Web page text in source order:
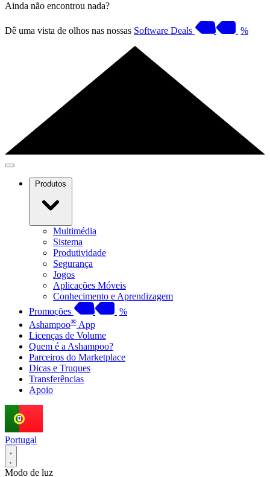
Ainda não encontrou nada?
Dê uma vista de olhos nas nossas Software Deals %
Produtos
Multimédia
Sistema
Produtividade
Segurança
Jogos
Aplicações Móveis
Conhecimento e Aprendizagem
Promoções
%
Ashampoo® App
Licenças de Volume
Quem é a Ashampoo?
Parceiros do Marketplace
Dicas e Truques
Transferências
Apoio
Portugal
Modo de luz